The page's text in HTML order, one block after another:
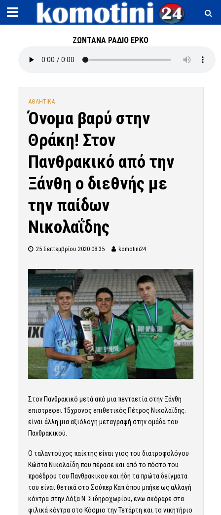
ΖΩΝΤΑΝΑ ΡΑΔΙΟ ΕΡΚΟ
ΑΘΛΗΤΙΚΑ
Όνομα βαρύ στην
Θράκη! Στον
Πανθρακικό από την
Ξάνθη ο διεθνής με
την παίδων
Νικολαΐδης
25 Σεπτεμβρίου 2020 08:35 komotini24
Στον Πανθρακικό μετά από μια πενταετία στην Ξάνθη
επιστρεφει 15χρονος επιθετικός Πέτρος Νικολαΐδης.
είναι άλλη μια αξιόλογη μεταγραφή στην ομάδα του
Πανθρακικού.
Ο ταλαντούχος παίκτης είναι γιος του διατροφολόγου
Κώστα Νικολαΐδη που πέρασε και από το πόστο του
προέδρου του Πανθρακικου και ήδη τα πρώτα δείγματα
του είναι θετικά στο Σούπερ Καπ όπου μπήκε ως αλλαγή
κόντρα στην Δόξα Ν. Σιδηροχωρίου, ενω σκόραρε στα
φιλικά κόντρα στο Κόσμιο την Τετάρτη και το νικητήριο